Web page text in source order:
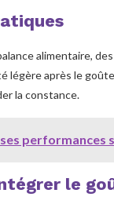
alimentaire,
légère après le
la constance.
performances
le